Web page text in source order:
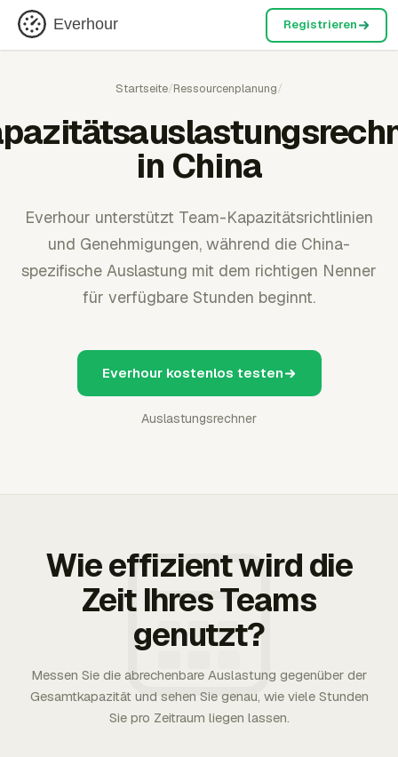
Everhour Registrieren
Startseite/Ressourcenplanung/
in China
Everhour unterstützt Team-Kapazitätsrichtlinien
und Genehmigungen, während die China-
spezifische Auslastung mit dem richtigen Nenner
für verfügbare Stunden beginnt.
Everhour kostenlos testen
Auslastungsrechner
Wie effizient wird die
Zeit Ihres Teams
genutzt?
Messen Sie die abrechenbare Auslastung gegenüber der
Gesamtkapazität und sehen Sie genau, wie viele Stunden
Sie pro Zeitraum liegen lassen.